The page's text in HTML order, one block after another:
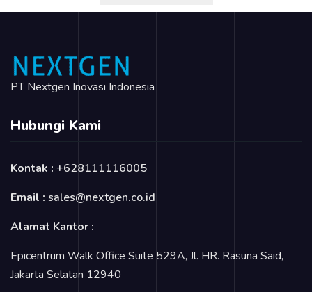
PT Nextgen Inovasi Indonesia
Hubungi Kami
Kontak : +628111116005
Email : sales@nextgen.co.id
Alamat Kantor :
Epicentrum Walk Office Suite 529A, Jl. HR. Rasuna Said,
Jakarta Selatan 12940